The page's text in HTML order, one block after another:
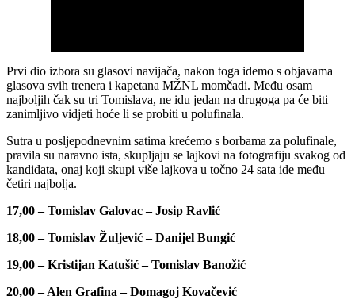
Prvi dio izbora su glasovi navijača, nakon toga idemo s objavama
glasova svih trenera i kapetana MŽNL momčadi. Među osam
najboljih čak su tri Tomislava, ne idu jedan na drugoga pa će biti
zanimljivo vidjeti hoće li se probiti u polufinala.
Sutra u posljepodnevnim satima krećemo s borbama za polufinale,
pravila su naravno ista, skupljaju se lajkovi na fotografiju svakog od
kandidata, onaj koji skupi više lajkova u točno 24 sata ide među
četiri najbolja.
17,00 – Tomislav Galovac – Josip Ravlić
18,00 – Tomislav Žuljević – Danijel Bungić
19,00 – Kristijan Katušić – Tomislav Banožić
20,00 – Alen Grafina – Domagoj Kovačević